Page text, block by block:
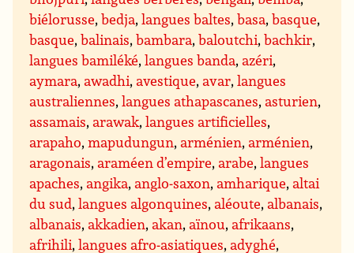
biélorusse,bedja,langues baltes,basa,basque,
basque,balinais,bambara,baloutchi,bachkir,
langues bamiléké,langues banda,azéri,
aymara,awadhi,avestique,avar,langues
australiennes,langues athapascanes,asturien,
assamais,arawak,langues artificielles,
arapaho,mapudungun,arménien,arménien,
aragonais,araméen d’empire,arabe,langues
apaches,angika,anglo-saxon,amharique,altai
du sud,langues algonquines,aléoute,albanais,
albanais,akkadien,akan,aïnou,afrikaans,
afrihili,langues afro-asiatiques,adyghé,